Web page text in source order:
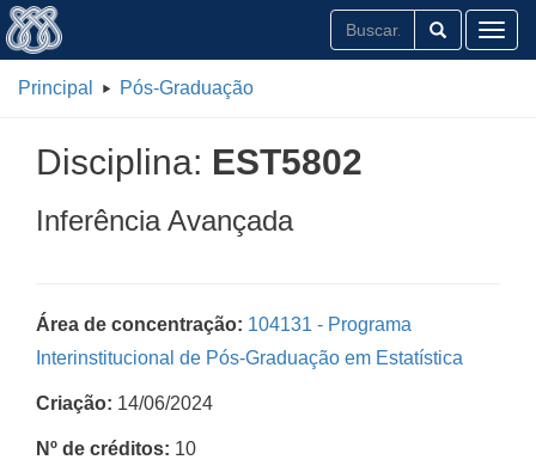
Principal Pós-Graduação
Disciplina: EST5802
Inferência Avançada
Área de concentração: 104131 - Programa
Interinstitucional de Pós-Graduação em Estatística
Criação: 14/06/2024
Nº de créditos: 10